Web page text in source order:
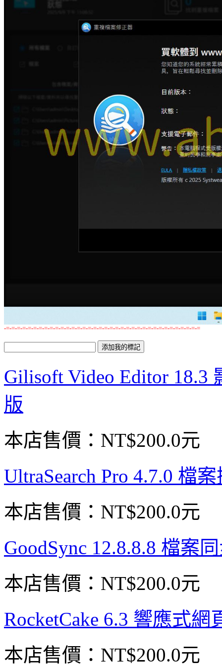
-=-=-=-=-=-=-=-=-=-=-=-=-=-=-=-=-=-=-=-=-=-=-=-=-=-=-=-=-=-=-=-=-=-=-=-=
Gilisoft Video Editor 18.3
版
本店售價： NT$200.0元
UltraSearch Pro 4.7.0 檔
本店售價： NT$200.0元
GoodSync 12.8.8.8 檔案
本店售價： NT$200.0元
RocketCake 6.3 響應式
本店售價： NT$200.0元